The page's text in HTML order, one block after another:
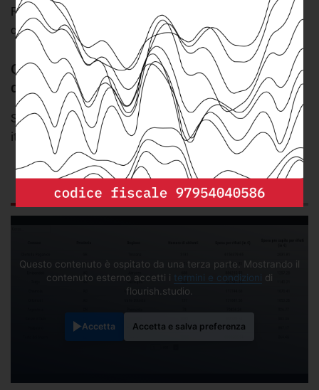
Forte dei Marmi in provincia di Lucca con 864,46 euro pro
capite e Marciana a Livorno (789,46).
Quanto spende il tuo comune per la gestione
dei rifiuti
Spesa assoluta e pro capite per i rifiuti in tutti i comuni
italiani (2020)
GRAFICO
Questo contenuto è ospitato da una terza parte. Mostrando il
contenuto esterno accetti i termini e condizioni di
flourish.studio.
Accetta Accetta e salva preferenza
DESCRIZIONE DA SAPERE